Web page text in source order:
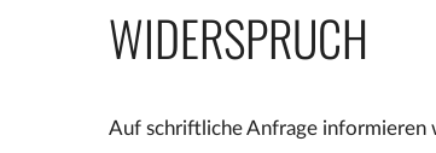
WIDERSPRUCH
Auf schriftliche Anfrage informieren